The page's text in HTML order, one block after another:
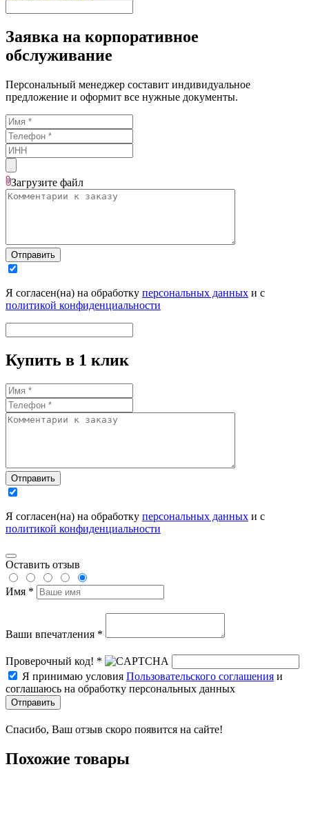
Заявка на корпоративное
обслуживание
Персональный менеджер составит индивидуальное
предложение и оформит все нужные документы.
Загрузите файл
Отправить
Я согласен(на) на обработку персональных данных и с
политикой конфиденциальности
Купить в 1 клик
Отправить
Я согласен(на) на обработку персональных данных и с
политикой конфиденциальности
Оставить отзыв
Имя *
Ваши впечатления *
Проверочный код! *
Я принимаю условия Пользовательского соглашения и
соглашаюсь на обработку персональных данных
Отправить
Спасибо, Ваш отзыв скоро появится на сайте!
Похожие товары